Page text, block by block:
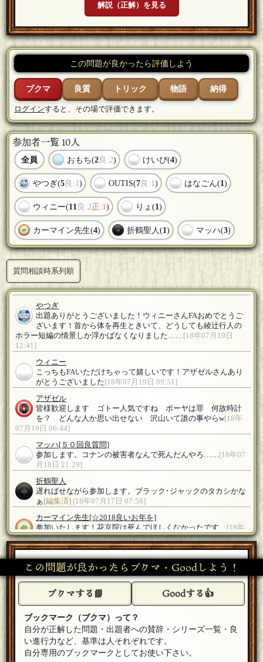
解説（正解）を見る
この問題が良かったら評価しよう
ブクマ 良質 トリック 物語 納得
ログインすると、その場で評価できます。
参加者一覧 10人
全員 おもち(2良:2) けいぴ(4)
やつぎ(5良:1) OUTIS(7良:1) はなごん(1)
ウィニー(11良:2正:1) りょ(1)
カーマイン先生(4) 折鶴聖人(1) マッハ(3)
質問相談時系列順
やつぎ
出題ありがとうございました！ウィニーさんFAおめでとうご
ざいます！首から体を再生ときいて、どうしても綾辻行人の
ホラー短編の情景しか浮かばなくなりました…… [18年07月19日
12:41]
ウィニー
こっちもFAいただけちゃって嬉しいです！アザゼルさんあり
がとうございました [18年07月19日 09:51]
アザゼル
皆様歓迎します ゴトー人気ですね ボーヤは罪 何故時計
を？ どんな人か思い出せない 沢山いて誰の事やらw[18年
07月19日 06:44]
マッハ [５０回良質問]
参加します。コナンの被害者なんで死んだんやろ…… [18年07
月18日 21:29]
折鶴聖人
遅ればせながら参加します。ブラック･ジャックのタカシかな
ぁ [編集済] [18年07月17日 07:58]
カーマイン先生 [☆2018良いお年を]
参加いたします！花京院は死んでほしくなかったです… [18年
07月16日 22:14]
けいぴ[１問正解]
ガルマ・ザビは死んだ。なぜだ？という有名な台詞でした…
それにシャアが答えたのが「坊やだからさ」です[18年07月16
日 21:40]
思いつきません… [18年07月16日 16:11]
はなごん
参加します。ハンターハンターのゴトーかなぁ
15:28]
この問題が良かったらブクマ・Goodしよう！
ブクマする📘 Goodする👍
ブックマーク（ブクマ）って？
自分が正解した問題・出題者への賛辞・シリーズ一覧・良
い進行力など、基準は人それぞれです。
自分専用のブックマークとしてお使い下さい。